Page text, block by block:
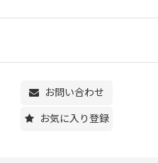
お問い合わせ
お気に入り登録